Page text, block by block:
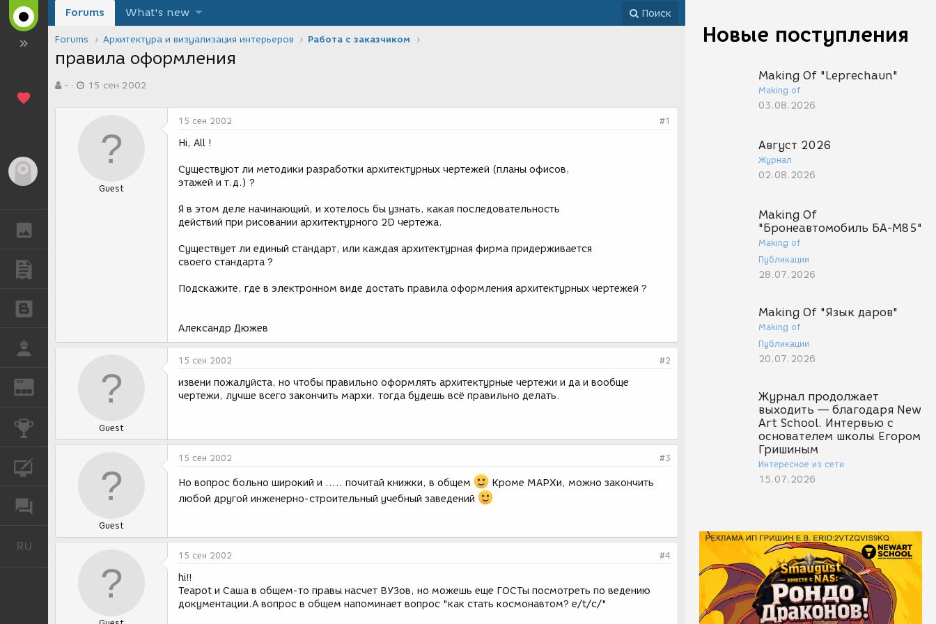
REN
КОНКУРСЫ
RU
Новые поступления
Making Of "Leprechaun"
Making of
03.08.2026
Август 2026
Журнал
02.08.2026
Making Of
"Бронеавтомобиль БА-М85"
Making of
Публикации
28.07.2026
Making Of "Язык даров"
Making of
Публикации
20.07.2026
Журнал продолжает
выходить — благодаря New
Art School. Интервью с
основателем школы Егором
Гришиным
Интересное из сети
15.07.2026
Forums What's new Поиск
Forums Архитектура и визуализация интерьеров Работа с заказчиком
правила оформления
в-
а
15 сен 2002
Guest
15 сен 2002 #1
Hi, All !
Существуют ли методики разработки архитектурных чертежей (планы офисов,
этажей и т.д.) ?
Я в этом деле начинающий, и хотелось бы узнать, какая последовательность
действий при рисовании архитектурного 2D чертежа.
Существует ли единый стандарт, или каждая архитектурная фирма придерживается
своего стандарта ?
Подскажите, где в электронном виде достать правила оформления архитектурных чертежей ?
Александр Дюжев
Guest
15 сен 2002 #2
извени пожалуйста, но чтобы правильно оформлять архитектурные чертежи и да и вообще
чертежи, лучше всего закончить мархи. тогда будешь всё правильно делать.
Guest
15 сен 2002 #3
Но вопрос больно широкий и ..... почитай книжки, в общем
Кроме МАРХи, можно закончить
любой другой инженерно-строительный учебный заведений
15 сен 2002 #4
hi!!
Teapot и Саша в общем-то правы насчет ВУЗов, но можешь еще ГОСТы посмотреть по ведению
документации.А вопрос в общем напоминает вопрос "как стать космонавтом? e/t/c/"